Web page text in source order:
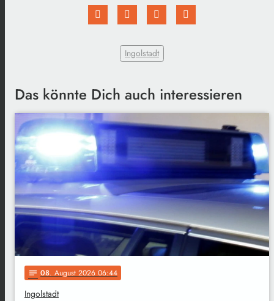
Ingolstadt
Das könnte Dich auch interessieren
notes 08. August 2026 06:44
Ingolstadt